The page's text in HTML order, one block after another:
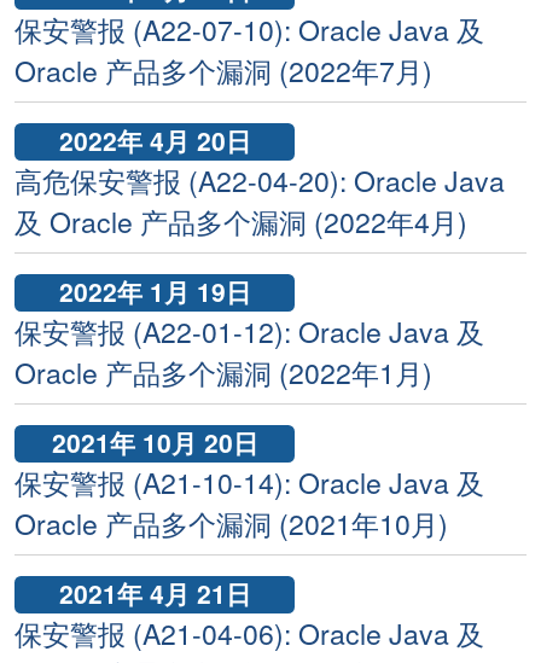
保安警报 (A22-07-10): Oracle Java 及
Oracle 产品多个漏洞 (2022年7月)
2022年 4月 20日
高危保安警报 (A22-04-20): Oracle Java
及 Oracle 产品多个漏洞 (2022年4月)
2022年 1月 19日
保安警报 (A22-01-12): Oracle Java 及
Oracle 产品多个漏洞 (2022年1月)
2021年 10月 20日
保安警报 (A21-10-14): Oracle Java 及
Oracle 产品多个漏洞 (2021年10月)
2021年 4月 21日
保安警报 (A21-04-06): Oracle Java 及